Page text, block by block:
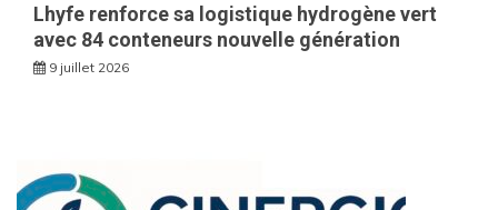
Lhyfe renforce sa logistique hydrogène vert
avec 84 conteneurs nouvelle génération
9 juillet 2026